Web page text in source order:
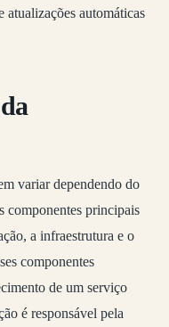
atualizações automáticas
variar dependendo do
componentes principais
a infraestrutura e o
componentes
de um serviço
é responsável pela